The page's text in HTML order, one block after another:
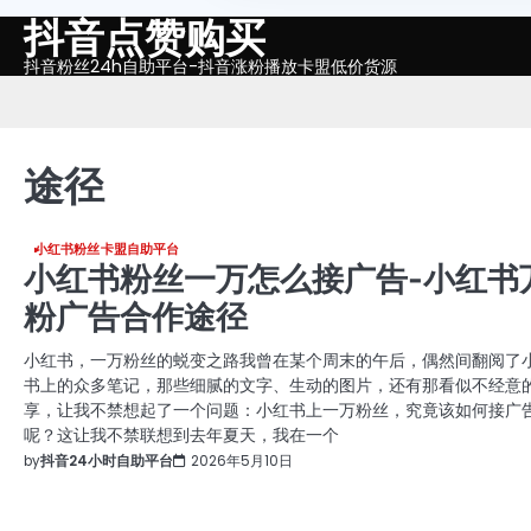
Skip抖音点赞购买
抖音粉丝24h自助平台-抖音涨粉播放卡盟低价货源
途径
小红书粉丝卡盟自助平台
小红书粉丝一万怎么接广告-小红书
粉广告合作途径
小红书，一万粉丝的蜕变之路我曾在某个周末的午后，偶然间翻阅了
书上的众多笔记，那些细腻的文字、生动的图片，还有那看似不经意
享，让我不禁想起了一个问题：小红书上一万粉丝，究竟该如何接广
呢？这让我不禁联想到去年夏天，我在一个
by抖音24小时自助平台 2026年5月10日